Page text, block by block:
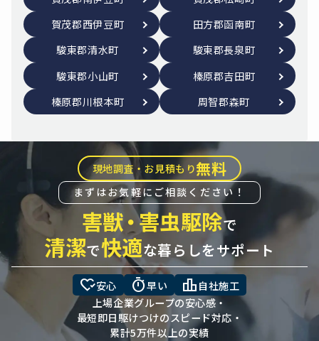
賀茂郡西伊豆町
田方郡函南町
駿東郡清水町
駿東郡長泉町
駿東郡小山町
榛原郡吉田町
榛原郡川根本町
周智郡森町
現地調査・お見積もり無料
まずはお気軽にご相談ください！
害獣・害虫駆除で
清潔で快適な暮らしをサポート
heart_check安心 timer早い leaderboard 自社施工
上場企業グループの安心感・
最短即日駆けつけのスピード対応・
累計5万件以上の実績